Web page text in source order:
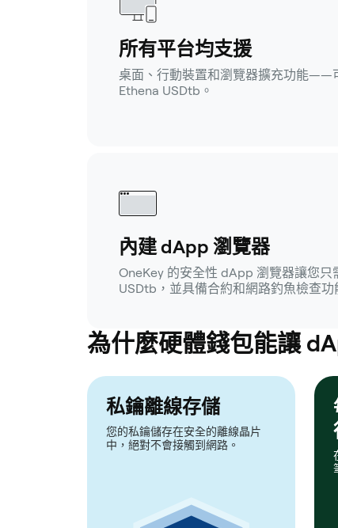
所有平台均支援
桌面、行動裝置和瀏覽器擴充功能——
Ethena USDtb。
內建 dApp 瀏覽器
OneKey 的安全性 dApp 瀏覽器讓您只
USDtb，並具備合約和網路釣魚檢查功
為什麼硬體錢包能讓
私鑰離線存儲
您的私鑰儲存在安全的離線晶片
中，絕對不會接觸到網路。